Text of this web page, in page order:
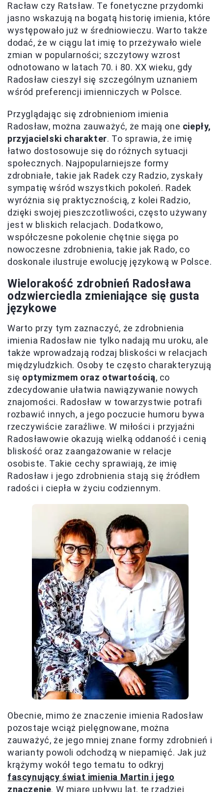
Racław czy Ratsław. Te fonetyczne przydomki
jasno wskazują na bogatą historię imienia, które
występowało już w średniowieczu. Warto także
dodać, że w ciągu lat imię to przeżywało wiele
zmian w popularności; szczytowy wzrost
odnotowano w latach 70. i 80. XX wieku, gdy
Radosław cieszył się szczególnym uznaniem
wśród preferencji imienniczych w Polsce.
Przyglądając się zdrobnieniom imienia
Radosław, można zauważyć, że mają one ciepły,
przyjacielski charakter. To sprawia, że imię
łatwo dostosowuje się do różnych sytuacji
społecznych. Najpopularniejsze formy
zdrobniałe, takie jak Radek czy Radzio, zyskały
sympatię wśród wszystkich pokoleń. Radek
wyróżnia się praktycznością, z kolei Radzio,
dzięki swojej pieszczotliwości, często używany
jest w bliskich relacjach. Dodatkowo,
współczesne pokolenie chętnie sięga po
nowoczesne zdrobnienia, takie jak Rado, co
doskonale ilustruje ewolucję językową w Polsce.
Wielorakość zdrobnień Radosława
odzwierciedla zmieniające się gusta
językowe
Warto przy tym zaznaczyć, że zdrobnienia
imienia Radosław nie tylko nadają mu uroku, ale
także wprowadzają rodzaj bliskości w relacjach
międzyludzkich. Osoby te często charakteryzują
się optymizmem oraz otwartością, co
zdecydowanie ułatwia nawiązywanie nowych
znajomości. Radosław w towarzystwie potrafi
rozbawić innych, a jego poczucie humoru bywa
rzeczywiście zaraźliwe. W miłości i przyjaźni
Radosławowie okazują wielką oddaność i cenią
bliskość oraz zaangażowanie w relacje
osobiste. Takie cechy sprawiają, że imię
Radosław i jego zdrobnienia stają się źródłem
radości i ciepła w życiu codziennym.
Obecnie, mimo że znaczenie imienia Radosław
pozostaje wciąż pielęgnowane, można
zauważyć, że jego mniej znane formy zdrobnień i
warianty powoli odchodzą w niepamięć. Jak już
krążymy wokół tego tematu to odkryj
fascynujący świat imienia Martin i jego
znaczenie. W miarę upływu lat, te rzadziej